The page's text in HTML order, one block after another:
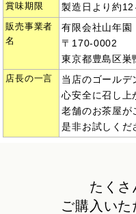
賞味期限 製造日より約12
販売事業者
名
有限会社山年園
〒170-0002
東京都豊島区巣
店長の一言
当店のゴールデ
心安全に召し上
老舗のお茶屋が
是非お試しくだ
たくさ
ご購入いた